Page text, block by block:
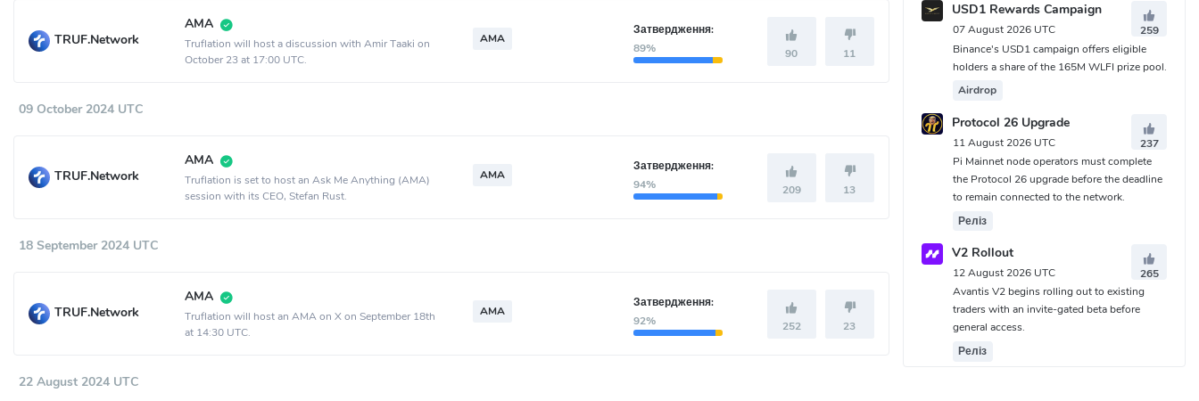
TRUF.Network
AMA
Truflation will host a discussion with Amir Taaki on
October 23 at 17:00 UTC.
AMA
Затвердження:
89%
90 11
09 October 2024 UTC
TRUF.Network
AMA
Truflation is set to host an Ask Me Anything (AMA)
session with its CEO, Stefan Rust.
AMA
Затвердження:
94%
209 13
18 September 2024 UTC
TRUF.Network
AMA
Truflation will host an AMA on X on September 18th
at 14:30 UTC.
AMA
Затвердження:
92%
252 23
22 August 2024 UTC
USD1 Rewards Campaign
07 August 2026 UTC
259
Binance's USD1 campaign offers eligible
holders a share of the 165M WLFI prize pool.
Airdrop
Protocol 26 Upgrade
11 August 2026 UTC
237
Pi Mainnet node operators must complete
the Protocol 26 upgrade before the deadline
to remain connected to the network.
Реліз
V2 Rollout
12 August 2026 UTC
265
Avantis V2 begins rolling out to existing
traders with an invite-gated beta before
general access.
Реліз